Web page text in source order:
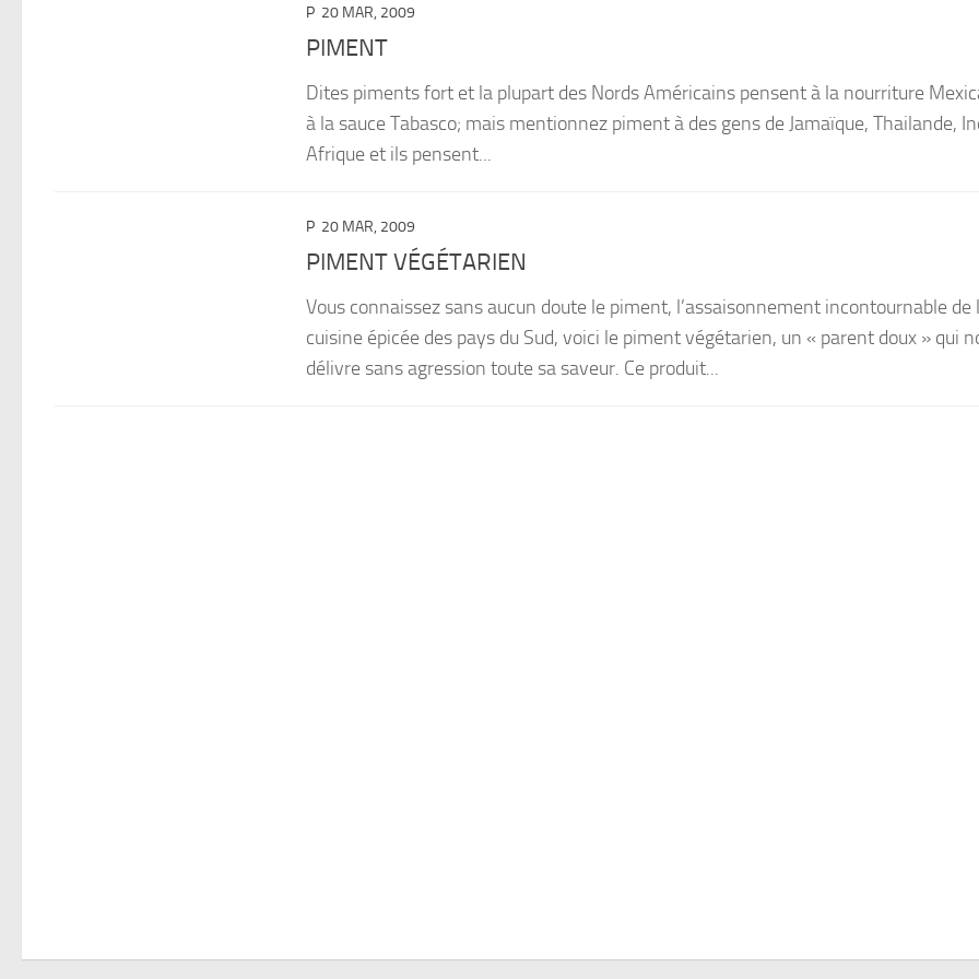
P 20 MAR, 2009
PIMENT
Dites piments fort et la plupart des Nords Américains pensent à la nourriture
à la sauce Tabasco; mais mentionnez piment à des gens de Jamaïque, Thailande,
Afrique et ils pensent...
P 20 MAR, 2009
PIMENT VÉGÉTARIEN
Vous connaissez sans aucun doute le piment, l’assaisonnement incontournable de
cuisine épicée des pays du Sud, voici le piment végétarien, un « parent doux » qui
délivre sans agression toute sa saveur. Ce produit...